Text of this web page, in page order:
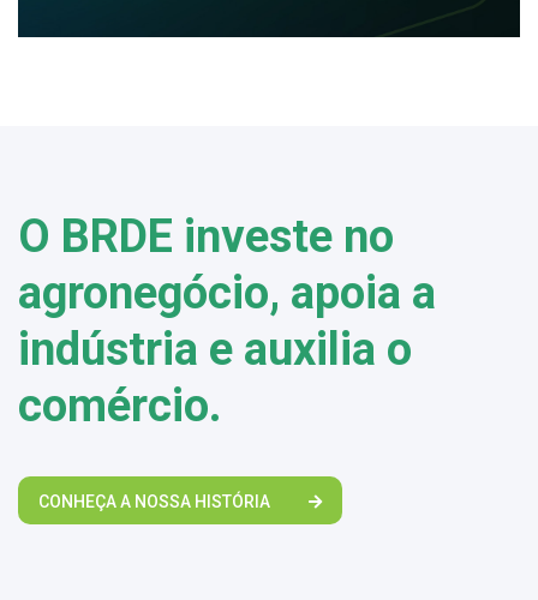
O BRDE investe no
agronegócio, apoia a
indústria e auxilia o
comércio.
CONHEÇA A NOSSA HISTÓRIA